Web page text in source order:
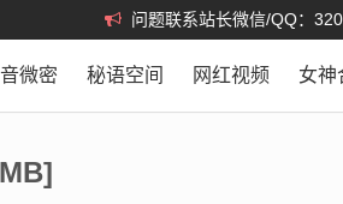
问题联系站长微信/QQ：
微密 秘语空间 网红视频 女神